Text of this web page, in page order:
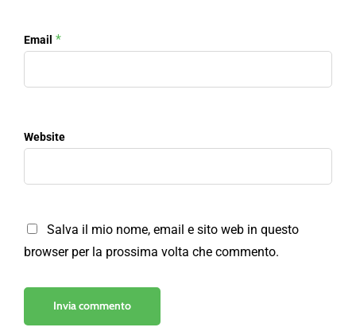
Email *
Website
Salva il mio nome, email e sito web in questo
browser per la prossima volta che commento.